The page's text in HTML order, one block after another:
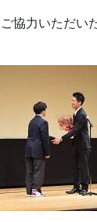
力いただい